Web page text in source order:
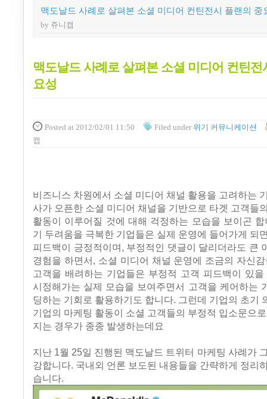
맥도날드 사례로 살펴본 소셜 미디어 컨틴전시 플랜의 중
by 쥬니캡
맥도날드 사례로 살펴본 소셜 미디어 컨틴전
요성
Posted at 2012/02/01 11:50 Filed under 위기 커뮤니케이션
캡
비즈니스 차원에서 소셜 미디어 채널 활용을 고려하는
사가 오픈한 소셜 미디어 채널을 기반으로 타겟 고객들
활동이 이루어질 것에 대해 걱정하는 모습을 보이곤
기 두려움을 극복한 기업들은 실제 운영에 들어가게 되
피드백이 긍정적이며, 부정적인 댓글이 달리더라도 큰
경험을 하면서, 소셜 미디어 채널 운영에 조금의 자신
고객을 배려하는 기업들은 부정적 고객 피드백이 있
시정해가는 실제 모습을 보여주면서 고객을 케어하는
딩하는 기회로 활용하기도 합니다. 그런데 기업의 초기
기업의 마케팅 활동이 소셜 고객들의 부정적 입소문으
지는 경우가 종종 발생하는데요
지난 1월 25일 진행된 맥도날드 트위터 마케팅 사례가
강합니다. 국내외 언론 보도된 내용들을 간략하게 정리
습니다.